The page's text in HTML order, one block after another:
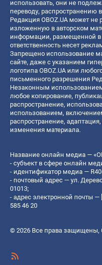
использовать, они не
переводу, распространению
Редакция OBOZ.UA может не
изложенную в авторском
информации, размещенной в
ответственность несет
Запрещено использование
сайте, даже с указанием
логотипа OBOZ.UA или
письменного разрешения
Незаконным
любое копирование,
распространение,
использованием,
распространение,
изменения материала.
Название онлайн медиа —
- субъект в сфере онлайн
- идентификатор медиа —
- почтовый адрес — ул.
01013;
- адрес электронной почты —
585 46 20
© 2026 Все права защищены,